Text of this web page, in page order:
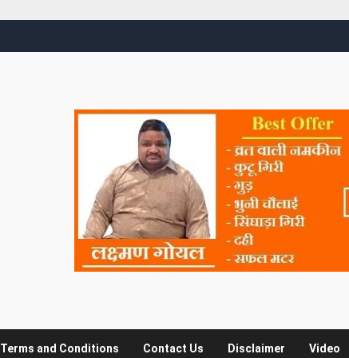
Terms and Conditions Contact Us Disclaimer Video